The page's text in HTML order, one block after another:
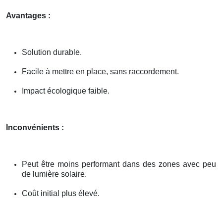
Avantages :
Solution durable.
Facile à mettre en place, sans raccordement.
Impact écologique faible.
Inconvénients :
Peut être moins performant dans des zones avec peu
de lumière solaire.
Coût initial plus élevé.